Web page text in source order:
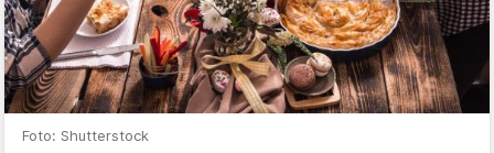
Foto: Shutterstock